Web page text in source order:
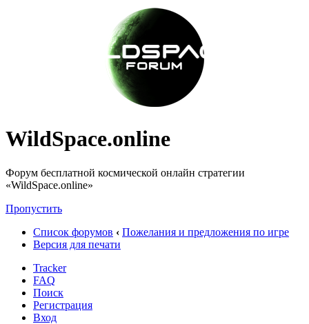
WildSpace.online
Форум бесплатной космической онлайн стратегии
«WildSpace.online»
Пропустить
Список форумов ‹ Пожелания и предложения по игре
Версия для печати
Tracker
FAQ
Поиск
Регистрация
Вход